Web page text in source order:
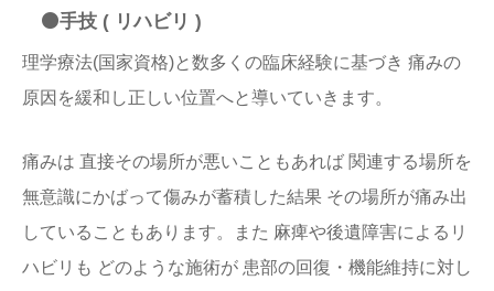
⚫️手技 ( リハビリ )
理学療法(国家資格)と数多くの臨床経験に基づき 痛みの
原因を緩和し正しい位置へと導いていきます。
痛みは 直接その場所が悪いこともあれば 関連する場所を
無意識にかばって傷みが蓄積した結果 その場所が痛み出
していることもあります。また 麻痺や後遺障害によるリ
ハビリも どのような施術が 患部の回復・機能維持に対し